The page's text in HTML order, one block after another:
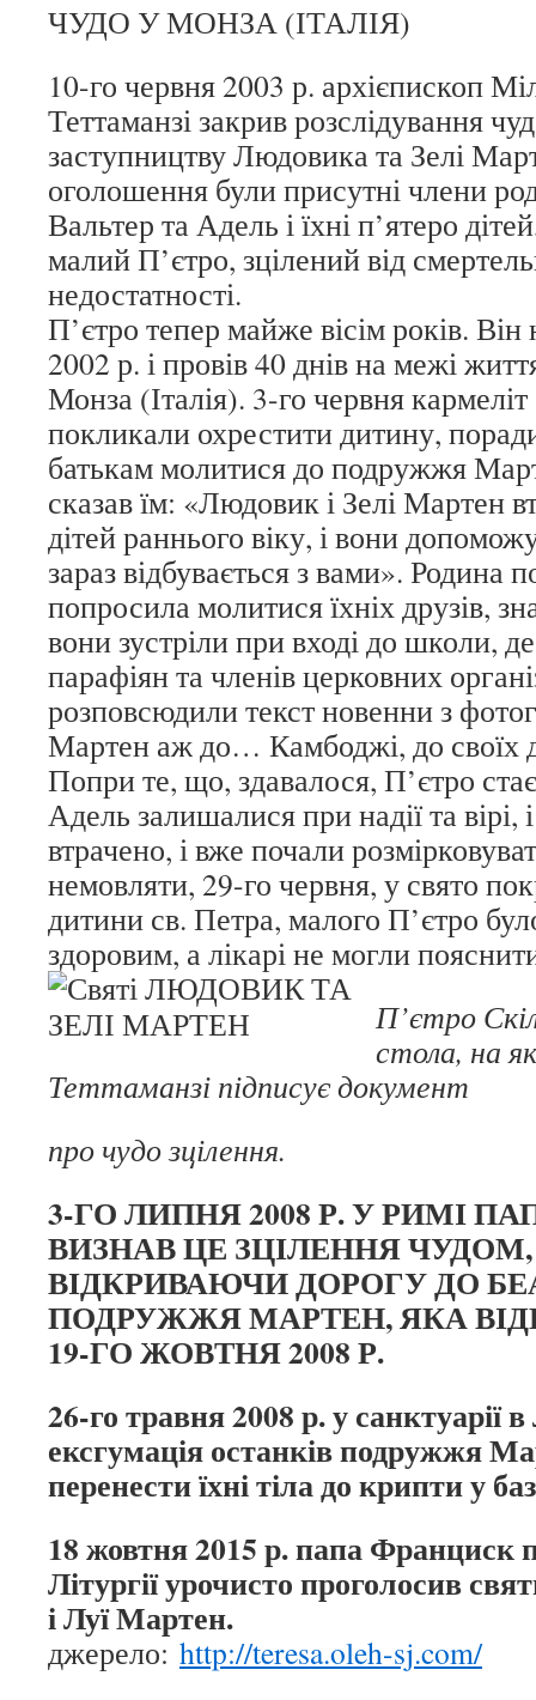
ЧУДО У МОНЗА (ІТАЛІЯ)
10-го червня 2003 р. архієпископ
Теттаманзі закрив розслідування
заступництву Людовика та Зелі
оголошення були присутні члени
Вальтер та Адель і їхні п’ятеро
малий П’єтро, зцілений від
недостатності.
П’єтро тепер майже вісім років.
2002 р. і провів 40 днів на межі
Монза (Італія). 3-го червня
покликали охрестити дитину,
батькам молитися до подружжя
сказав їм: «Людовик і Зелі Мартен
дітей раннього віку, і вони
зараз відбувається з вами». Родина
попросила молитися їхніх друзів,
вони зустріли при вході до школи,
парафіян та членів церковних
розповсюдили текст новенни з
Мартен аж до… Камбоджі, до своїх
Попри те, що, здавалося, П’єтро
Адель залишалися при надії та
втрачено, і вже почали
немовляти, 29-го червня, у свято
дитини св. Петра, малого П’єтро
здоровим, а лікарі не могли
П’єтро
стола, на
Теттаманзі підписує документ
про чудо зцілення.
3-ГО ЛИПНЯ 2008 Р. У РИМІ
ВИЗНАВ ЦЕ ЗЦІЛЕННЯ
ВІДКРИВАЮЧИ ДОРОГУ ДО
ПОДРУЖЖЯ МАРТЕН, ЯКА
19-ГО ЖОВТНЯ 2008 Р.
26-го травня 2008 р. у санктуарії в
ексгумація останків подружжя
перенести їхні тіла до крипти у
18 жовтня 2015 р. папа Франциск
Літургії урочисто проголосив
і Луї Мартен.
джерело: http://teresa.oleh-sj.com/